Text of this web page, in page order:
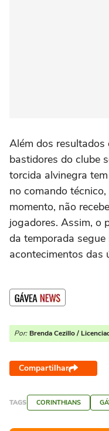
Além dos resultados
bastidores do clube
torcida alvinegra
no comando
momento, não
jogadores. Assim, o
da temporada
acontecimentos das
Por: Brenda Cezillo /
Compartilhar
TAGS CORINTHIANS